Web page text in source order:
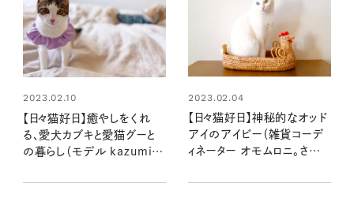
2023.02.10
【日々猫好日】癒やしをくれ
る、愛犬カブキと愛猫グーと
の暮らし（モデル kazumiさ
2023.02.04
【日々猫好日】神秘的なオッド
アイのアイビー（雑貨コーデ
ィネーター オモムロニ。さんよ